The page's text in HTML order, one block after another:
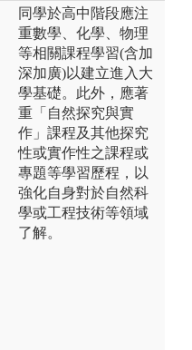
同學於高中階段應注
重數學、化學、物理
等相關課程學習(含加
深加廣)以建立進入大
學基礎。此外，應著
重「自然探究與實
作」課程及其他探究
性或實作性之課程或
專題等學習歷程，以
強化自身對於自然科
學或工程技術等領域
了解。